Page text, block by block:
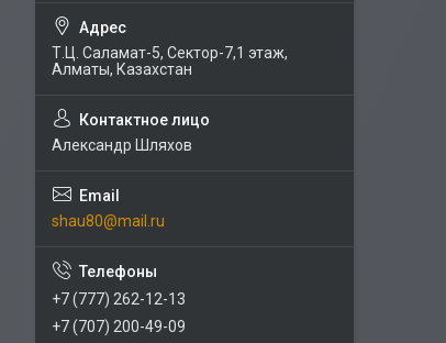
Т.Ц. Саламат-5, Cектор-7,1 этаж,
Алматы, Казахстан
Александр Шляхов
shau80@mail.ru
+7 (777) 262-12-13
+7 (707) 200-49-09